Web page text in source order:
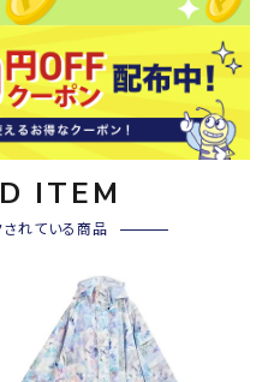
ITEM
されている商品